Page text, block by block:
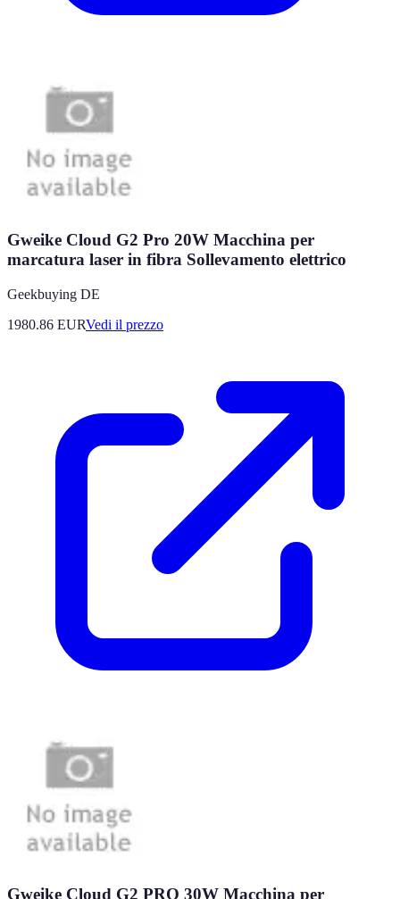
Gweike Cloud G2 Pro 20W Macchina per
marcatura laser in fibra Sollevamento elettrico
Geekbuying DE
1980.86 EURVedi il prezzo
Gweike Cloud G2 PRO 30W Macchina per